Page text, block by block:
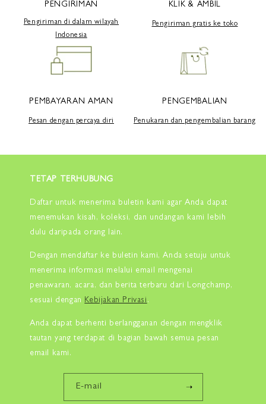
PENGIRIMAN
Pengiriman di dalam wilayah
Indonesia
KLIK & AMBIL
Pengiriman gratis ke toko
PEMBAYARAN AMAN
Pesan dengan percaya diri
PENGEMBALIAN
Penukaran dan pengembalian barang
TETAP TERHUBUNG
Daftar untuk menerima buletin kami agar Anda dapat
menemukan kisah, koleksi, dan undangan kami lebih
dulu daripada orang lain.
Dengan mendaftar ke buletin kami, Anda setuju untuk
menerima informasi melalui email mengenai
penawaran, acara, dan berita terbaru dari Longchamp,
sesuai dengan Kebijakan Privasi .
Anda dapat berhenti berlangganan dengan mengklik
tautan yang terdapat di bagian bawah semua pesan
email kami.
E-mail